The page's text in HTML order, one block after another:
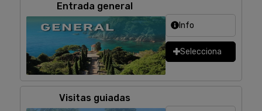
Entrada general
Info
Selecciona
Visitas guiadas